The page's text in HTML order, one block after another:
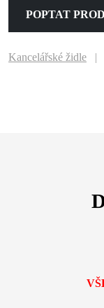
POPTAT
Kancelářské židle